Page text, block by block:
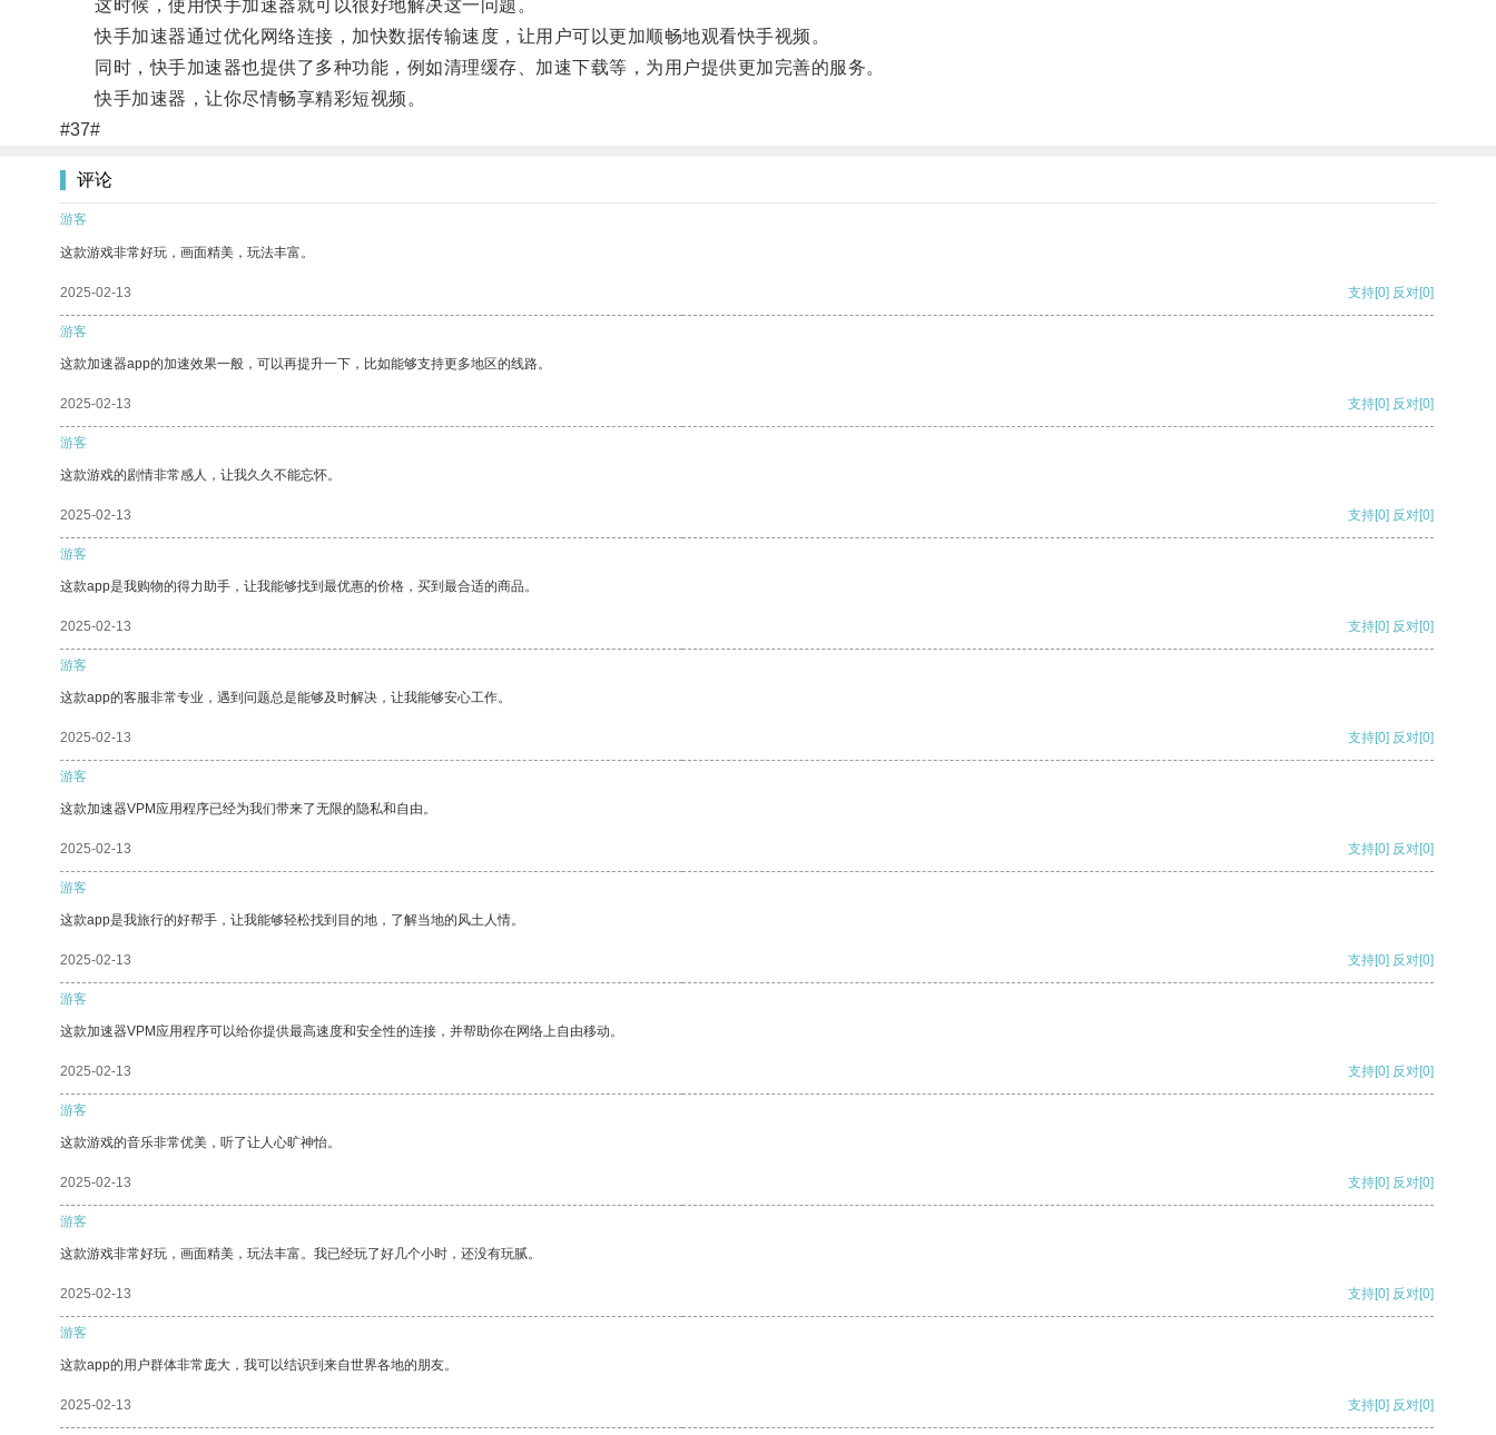
这时候，使用快手加速器就可以很好地解决这一问题。
快手加速器通过优化网络连接，加快数据传输速度，让用户可以更加顺畅地观看快手视频。
同时，快手加速器也提供了多种功能，例如清理缓存、加速下载等，为用户提供更加完善的服务。
快手加速器，让你尽情畅享精彩短视频。
#37#
评论
游客
这款游戏非常好玩，画面精美，玩法丰富。
2025-02-13 支持[0] 反对[0]
游客
这款加速器app的加速效果一般，可以再提升一下，比如能够支持更多地区的线路。
2025-02-13 支持[0] 反对[0]
游客
这款游戏的剧情非常感人，让我久久不能忘怀。
2025-02-13 支持[0] 反对[0]
游客
这款app是我购物的得力助手，让我能够找到最优惠的价格，买到最合适的商品。
2025-02-13 支持[0] 反对[0]
游客
这款app的客服非常专业，遇到问题总是能够及时解决，让我能够安心工作。
2025-02-13 支持[0] 反对[0]
游客
这款加速器VPM应用程序已经为我们带来了无限的隐私和自由。
2025-02-13 支持[0] 反对[0]
游客
这款app是我旅行的好帮手，让我能够轻松找到目的地，了解当地的风土人情。
2025-02-13 支持[0] 反对[0]
游客
这款加速器VPM应用程序可以给你提供最高速度和安全性的连接，并帮助你在网络上自由移动。
2025-02-13 支持[0] 反对[0]
游客
这款游戏的音乐非常优美，听了让人心旷神怡。
2025-02-13 支持[0] 反对[0]
游客
这款游戏非常好玩，画面精美，玩法丰富。我已经玩了好几个小时，还没有玩腻。
2025-02-13 支持[0] 反对[0]
游客
这款app的用户群体非常庞大，我可以结识到来自世界各地的朋友。
2025-02-13 支持[0] 反对[0]